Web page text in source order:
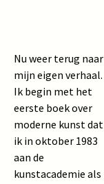
Nu weer terug naar
mijn eigen verhaal.
Ik begin met het
eerste boek over
moderne kunst dat
ik in oktober 1983
aan de
kunstacademie als